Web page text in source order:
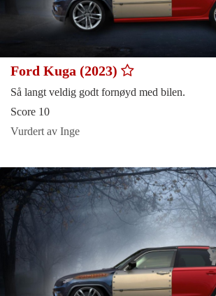
Ford Kuga (2023)
Så langt veldig godt fornøyd med bilen.
Score 10
Vurdert av Inge